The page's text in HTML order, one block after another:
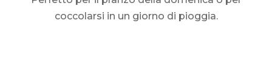
coccolarsi in un giorno di pioggia.